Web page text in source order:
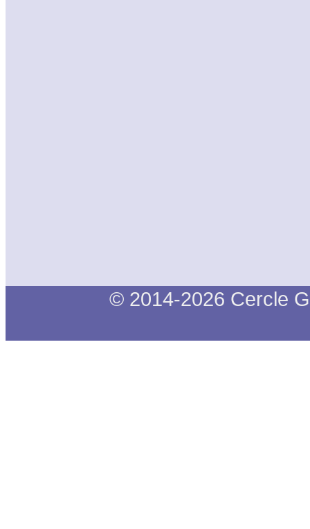
© 2014-2026 Cercle